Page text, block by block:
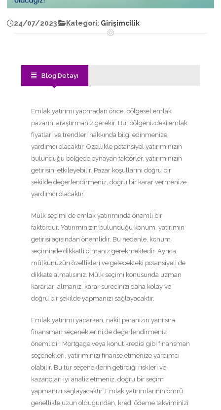
24/07/2023 Kategori: Girişimcilik
Blog Detayı
Emlak yatırımı yapmadan önce, bölgesel emlak
pazarını araştırmanız gerekir. Bu, bölgenizdeki emlak
fiyatları ve trendleri hakkında bilgi edinmenize
yardımcı olacaktır. Özellikle potansiyel yatırımınızın
bulunduğu bölgede oynayan faktörler, yatırımınızın
getirisini etkileyebilir. Pazar koşullarını doğru bir
şekilde değerlendirmeniz, doğru bir karar vermenize
yardımcı olacaktır.
Mülk seçimi de emlak yatırımında önemli bir
faktördür. Yatırımınızın bulunduğu konum, yatırımın
getirisi açısından önemlidir. Bu nedenle, konum
seçiminde dikkatli olmanız gerekmektedir. Ayrıca,
mülkünüzün özellikleri ve gelecekteki potansiyeli de
dikkate almalısınız. Mülk seçimi konusunda uzman
kararları almanız, karar sürecinizi daha kolay ve
doğru bir şekilde yapmanızı sağlayacaktır.
Emlak yatırımı yaparken, nakit paranızın yanı sıra
finansman seçeneklerini de değerlendirmeniz
önemlidir. Mortgage veya konut kredisi gibi finansman
seçenekleri, yatırımınızı finanse etmenize yardımcı
olabilir. Bu tür seçeneklerin getirdiği riskleri ve
kazançları iyi analiz etmeniz, doğru bir seçim
yapmanızı sağlayacaktır. Emlak yatırımlarının ömrü
genellikle uzun olduğundan, kredi ödeme takviminizi